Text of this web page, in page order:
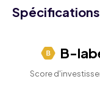
Spécifications
B-
Score